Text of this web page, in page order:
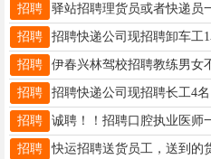
招聘
招聘
招聘
招聘
招聘
招聘